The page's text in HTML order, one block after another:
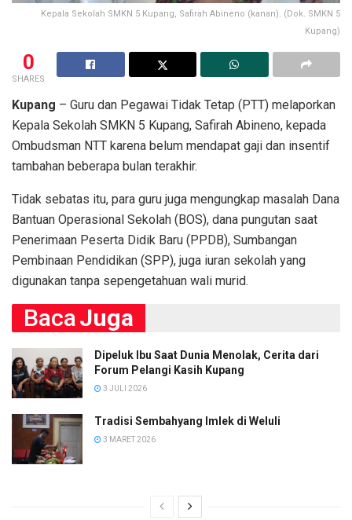
Kepala Sekolah SMKN 5 Kupang, Safirah Abineno (kanan). (Dok. SMKN 5
Kupang)
0
SHARES
Kupang – Guru dan Pegawai Tidak Tetap (PTT) melaporkan
Kepala Sekolah SMKN 5 Kupang, Safirah Abineno, kepada
Ombudsman NTT karena belum mendapat gaji dan insentif
tambahan beberapa bulan terakhir.
Tidak sebatas itu, para guru juga mengungkap masalah Dana
Bantuan Operasional Sekolah (BOS), dana pungutan saat
Penerimaan Peserta Didik Baru (PPDB), Sumbangan
Pembinaan Pendidikan (SPP), juga iuran sekolah yang
digunakan tanpa sepengetahuan wali murid.
BacaJuga
Dipeluk Ibu Saat Dunia Menolak, Cerita dari
Forum Pelangi Kasih Kupang
3 JULI 2026
Tradisi Sembahyang Imlek di Weluli
3 MARET 2026